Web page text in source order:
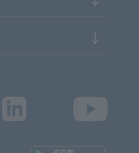
LinkedIn